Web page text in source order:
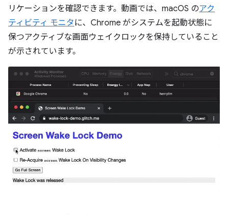
リケーションを確認できます。動画では、macOS のアク
ティビティ モニタ に、Chrome がシステムを起動状態に
保つアクティブな画面ウェイクロックを保持していること
が示されています。